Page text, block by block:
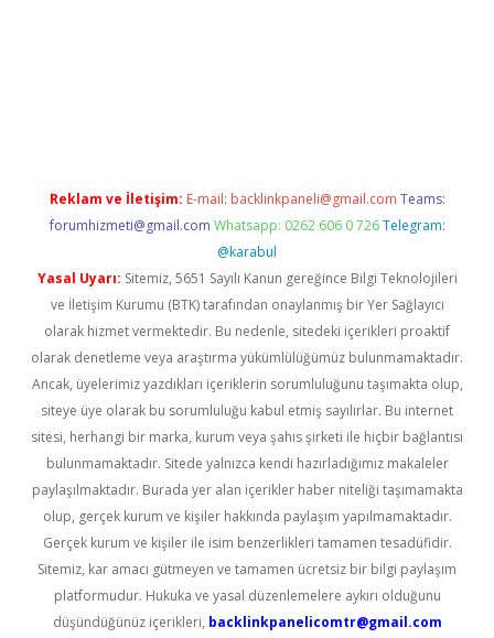
Reklam ve İletişim: E-mail: backlinkpaneli@gmail.com Teams:
forumhizmeti@gmail.com Whatsapp: 0262 606 0 726 Telegram:
@karabul
Yasal Uyarı: Sitemiz, 5651 Sayılı Kanun gereğince Bilgi Teknolojileri
ve İletişim Kurumu (BTK) tarafından onaylanmış bir Yer Sağlayıcı
olarak hizmet vermektedir. Bu nedenle, sitedeki içerikleri proaktif
olarak denetleme veya araştırma yükümlülüğümüz bulunmamaktadır.
Ancak, üyelerimiz yazdıkları içeriklerin sorumluluğunu taşımakta olup,
siteye üye olarak bu sorumluluğu kabul etmiş sayılırlar. Bu internet
sitesi, herhangi bir marka, kurum veya şahıs şirketi ile hiçbir bağlantısı
bulunmamaktadır. Sitede yalnızca kendi hazırladığımız makaleler
paylaşılmaktadır. Burada yer alan içerikler haber niteliği taşımamakta
olup, gerçek kurum ve kişiler hakkında paylaşım yapılmamaktadır.
Gerçek kurum ve kişiler ile isim benzerlikleri tamamen tesadüfidir.
Sitemiz, kar amacı gütmeyen ve tamamen ücretsiz bir bilgi paylaşım
platformudur. Hukuka ve yasal düzenlemelere aykırı olduğunu
düşündüğünüz içerikleri, backlinkpanelicomtr@gmail.com